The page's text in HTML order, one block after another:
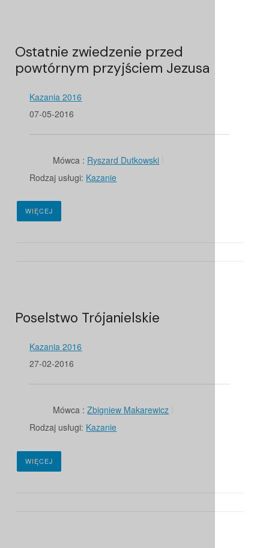
Ostatnie zwiedzenie przed
powtórnym przyjściem Jezusa
Kazania 2016
07-05-2016
Mówca : Ryszard Dutkowski
Rodzaj usługi: Kazanie
WIĘCEJ
Poselstwo Trójanielskie
Kazania 2016
27-02-2016
Mówca : Zbigniew Makarewicz
Rodzaj usługi: Kazanie
WIĘCEJ